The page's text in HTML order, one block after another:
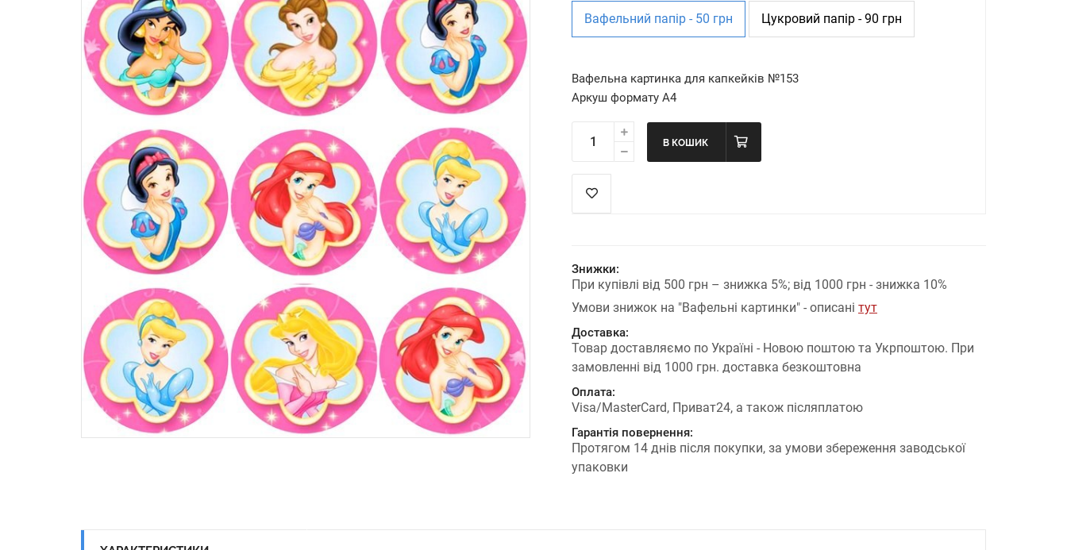
Вафельний папір - 50 грн Цукровий папір - 90 грн
Вафельна картинка для капкейків №153
Аркуш формату А4
В КОШИК
Знижки:
При купівлі від 500 грн – знижка 5%; від 1000 грн - знижка 10%
Умови знижок на "Вафельні картинки" - описані тут
Доставка:
Товар доставляємо по Україні - Новою поштою та Укрпоштою. При
замовленні від 1000 грн. доставка безкоштовна
Оплата:
Visa/MasterCard, Приват24, а також післяплатою
Гарантія повернення:
Протягом 14 днів після покупки, за умови збереження заводської
упаковки